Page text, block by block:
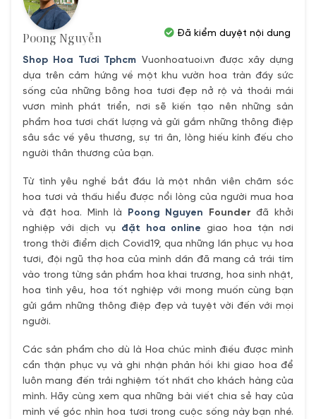
Poong Nguyễn
Shop Hoa Tươi Tphcm Vuonhoatuoi.vn được xây dựng
dựa trên cảm hứng về một khu vườn hoa tràn đầy sức
sống của những bông hoa tươi đẹp nở rộ và thoải mái
vươn mình phát triển, nơi sẽ kiến tạo nên những sản
phẩm hoa tươi chất lượng và gửi gắm những thông điệp
sâu sắc về yêu thương, sự tri ân, lòng hiếu kính đếu cho
người thân thương của bạn.
Từ tình yêu nghề bắt đầu là một nhân viên chăm sóc
hoa tươi và thấu hiểu được nổi lòng của người mua hoa
và đặt hoa. Mình là
Poong Nguyen Founder đã khởi
nghiệp với dịch vụ đặt hoa online giao hoa tận nơi
trong thời điểm dịch Covid19, qua những lần phục vụ hoa
tươi, đội ngũ thợ hoa của mình dần đã mang cả trái tím
vào trong từng sản phẩm hoa khai trương, hoa sinh nhật,
hoa tình yêu, hoa tốt nghiệp với mong muốn cùng bạn
gửi gắm những thông điệp đẹp và tuyệt vời đến với mọi
người.
Các sản phẩm cho dù là Hoa chúc mình điều được mình
cẩn thận phục vụ và ghi nhận phản hồi khi giao hoa để
luôn mang đến trải nghiệm tốt nhất cho khách hàng của
mình. Hãy cùng xem qua những bài viết chia sẻ hay của
mình về góc nhìn hoa tươi trong cuộc sống này bạn nhé.
Đã kiểm duyệt nội dung